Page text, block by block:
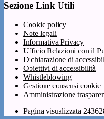
Sezione Link Utili
Cookie policy
Note legali
Informativa Privacy
Ufficio Relazioni con il
Dichiarazione di
Obiettivi di accessibilità
Whistleblowing
Gestione consensi cookie
Amministrazione
Pagina visualizzata